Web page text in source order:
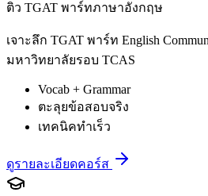
ติว TGAT พาร์ทภาษาอังกฤษ
เจาะลึก TGAT พาร์ท English
มหาวิทยาลัยรอบ TCAS
Vocab + Grammar
ตะลุยข้อสอบจริง
เทคนิคทำเร็ว
ดูรายละเอียดคอร์ส